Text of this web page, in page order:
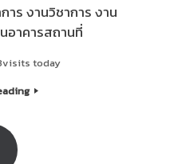
าร งานวิชาการ งาน
อาคารสถานที่
today